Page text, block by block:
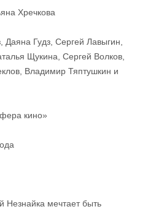
Хречкова
Гудз, Сергей Лавыгин,
Щукина, Сергей Волков,
Владимир Тяптушкин и
кино»
мечтает быть